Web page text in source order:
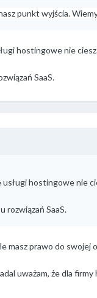
punkt wyjścia.
hostingowe nie
SaaS.
usługi hostingowe
rozwiązań SaaS.
masz prawo do swojej
uważam, że dla